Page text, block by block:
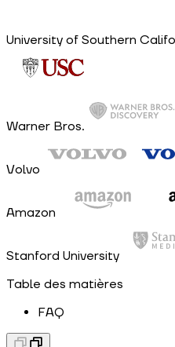
University of Southern
Warner Bros.
Volvo
Amazon
Stanford University
Table des matières
FAQ